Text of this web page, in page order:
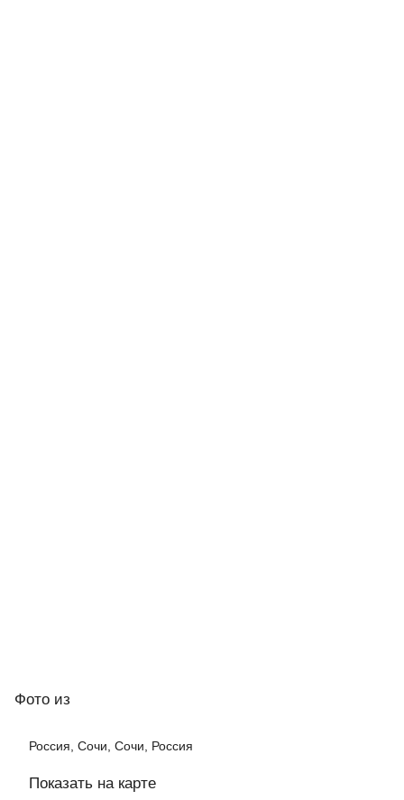
Фото из
Россия, Сочи, Сочи, Россия
Показать на карте